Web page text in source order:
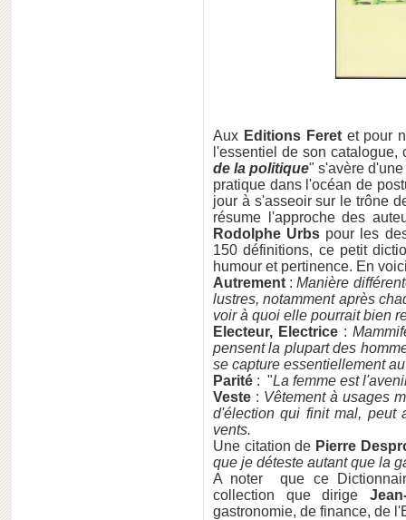
Aux Editions Feretet pour
l'essentiel de son catalogue,
de la politique" s'avère
pratique dans l'océan de
jour à s'asseoir sur le trône
résume l'approche des
Rodolphe Urbs pour les
150 définitions, ce petit
humour et pertinence. En
Autrement :Manière
lustres, notamment après
voir à quoi elle pourrait bien
Electeur, Electrice :
pensent la plupart des
se capture essentiellement
Parité : "La femme est
Veste : Vêtement à usages
d'élection qui finit mal, peut
vents.
Une citation de Pierre
que je déteste autant que la
A noter que ce
collection que dirige
gastronomie, de finance, de